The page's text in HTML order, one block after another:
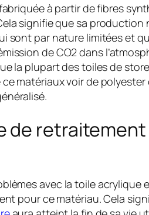
à partir de fibres
signifie que sa production
sont par nature limitées et
de CO2 dans
la plupart des toiles de
matériaux voir de
de
avec la toile acrylique
pour ce matériau. Cela